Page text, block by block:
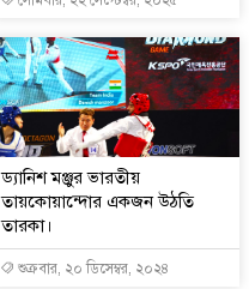
ড্যানিশ মঞ্জুর ভারতীয়
তায়কোয়ান্দোর একজন উঠতি
তারকা।
শুক্রবার, ২০ ডিসেম্বর, ২০২৪